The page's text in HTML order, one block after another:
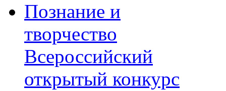
Познание и
творчество
Всероссийский
открытый конкурс